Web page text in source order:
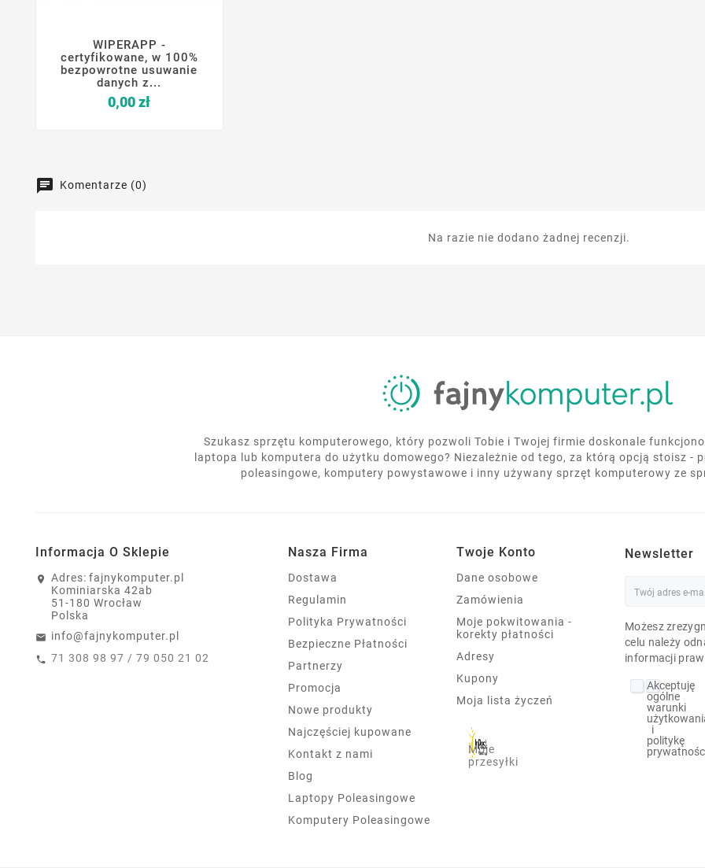
   
WIPERAPP -
certyfikowane, w 100%
bezpowrotne usuwanie
danych z...
0,00 złCena
Komentarze (0)
Na razie nie dodano żadnej recenzji.
Szukasz sprzętu komputerowego, który pozwoli Tobie i Twojej firmie doskonale
laptopa lub komputera do użytku domowego? Niezależnie od tego, za którą opcją stoisz -
poleasingowe, komputery powystawowe i inny używany sprzęt komputerowy ze
Informacja O Sklepie
Adres: fajnykomputer.pl
Kominiarska 42ab
51-180 Wrocław
Polska
info@fajnykomputer.pl
71 308 98 97 / 79 050 21 02
Nasza Firma
Dostawa
Regulamin
Polityka Prywatności
Bezpieczne Płatności
Partnerzy
Promocja
Nowe produkty
Najczęściej kupowane
Kontakt z nami
Blog
Laptopy Poleasingowe
Komputery Poleasingowe
Twoje Konto
Dane osobowe
Zamówienia
Moje pokwitowania -
korekty płatności
Adresy
Kupony
Moja lista życzeń
Moje
przesyłki
Newsletter
Możesz
celu należy
informacji
Akceptuję
ogólne
warunki
i
politykę